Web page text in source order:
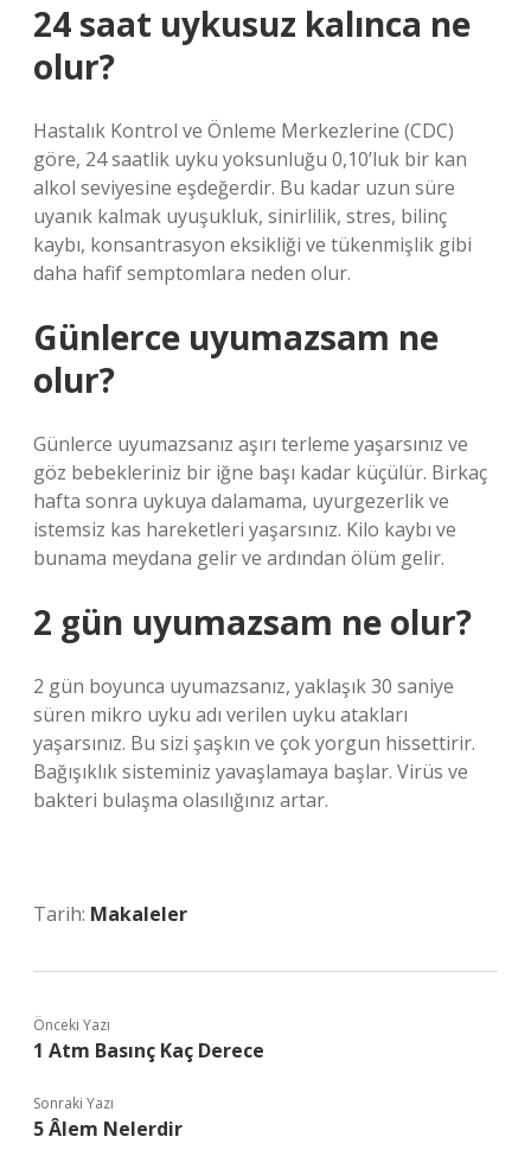
24 saat uykusuz kalınca ne
olur?
Hastalık Kontrol ve Önleme Merkezlerine (CDC)
göre, 24 saatlik uyku yoksunluğu 0,10’luk bir kan
alkol seviyesine eşdeğerdir. Bu kadar uzun süre
uyanık kalmak uyuşukluk, sinirlilik, stres, bilinç
kaybı, konsantrasyon eksikliği ve tükenmişlik gibi
daha hafif semptomlara neden olur.
Günlerce uyumazsam ne
olur?
Günlerce uyumazsanız aşırı terleme yaşarsınız ve
göz bebekleriniz bir iğne başı kadar küçülür. Birkaç
hafta sonra uykuya dalamama, uyurgezerlik ve
istemsiz kas hareketleri yaşarsınız. Kilo kaybı ve
bunama meydana gelir ve ardından ölüm gelir.
2 gün uyumazsam ne olur?
2 gün boyunca uyumazsanız, yaklaşık 30 saniye
süren mikro uyku adı verilen uyku atakları
yaşarsınız. Bu sizi şaşkın ve çok yorgun hissettirir.
Bağışıklık sisteminiz yavaşlamaya başlar. Virüs ve
bakteri bulaşma olasılığınız artar.
Tarih: Makaleler
Önceki Yazı
1 Atm Basınç Kaç Derece
Sonraki Yazı
5 Âlem Nelerdir